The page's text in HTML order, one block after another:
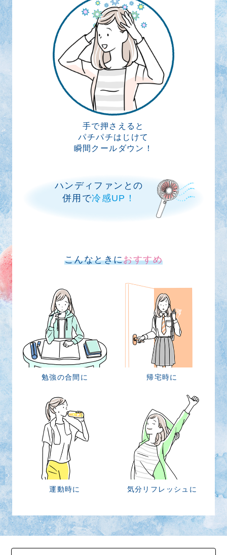
手で押さえると
パチパチはじけて
瞬間クールダウン！
ハンディファンとの
併用で冷感UP！
こんなときにおすすめ
勉強の合間に 帰宅時に
運動時に 気分リフレッシュに